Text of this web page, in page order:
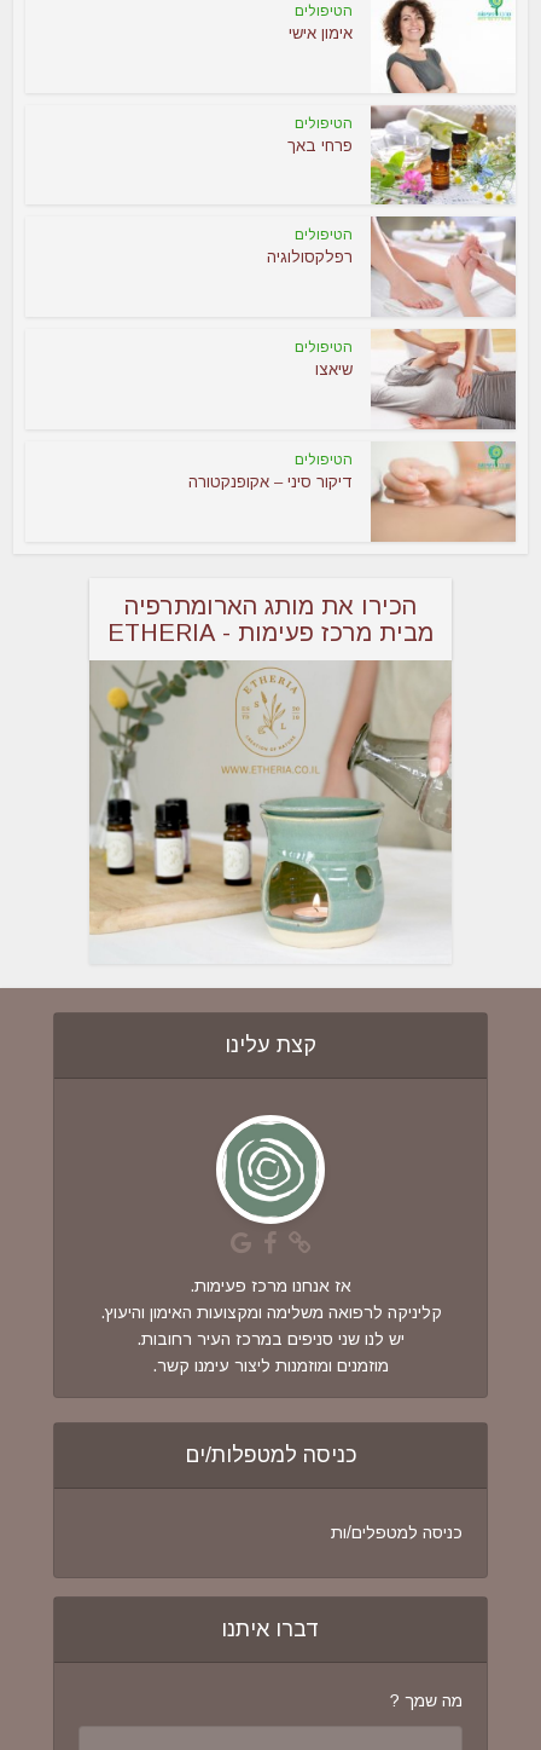
הטיפולים
אימון אישי
הטיפולים
פרחי באך
הטיפולים
רפלקסולוגיה
הטיפולים
שיאצו
הטיפולים
דיקור סיני – אקופנקטורה
הכירו את מותג הארומתרפיה
מבית מרכז פעימות - ETHERIA
קצת עלינו
אז אנחנו מרכז פעימות.
קליניקה לרפואה משלימה ומקצועות האימון והיעוץ.
יש לנו שני סניפים במרכז העיר רחובות.
מוזמנים ומוזמנות ליצור עימנו קשר.
כניסה למטפלות/ים
כניסה למטפלים/ות
דברו איתנו
מה שמך ?